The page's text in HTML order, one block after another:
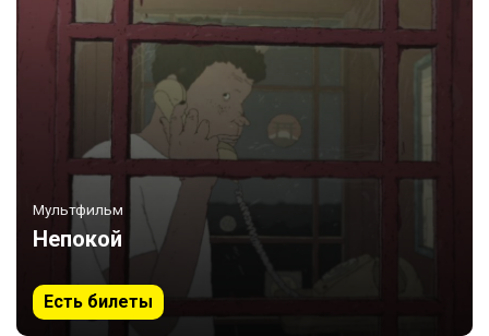
Мультфильм
Непокой
Есть билеты